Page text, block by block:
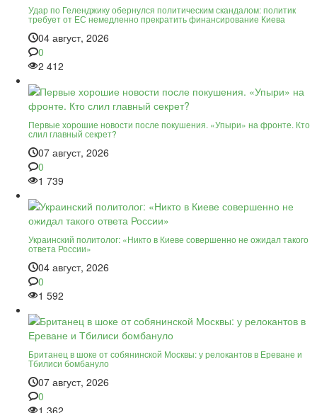
Удар по Геленджику обернулся политическим скандалом: политик
требует от ЕС немедленно прекратить финансирование Киева
04 август, 2026
0
2 412
Первые хорошие новости после покушения. «Упыри» на фронте. Кто
слил главный секрет?
07 август, 2026
0
1 739
Украинский политолог: «Никто в Киеве совершенно не ожидал такого
ответа России»
04 август, 2026
0
1 592
Британец в шоке от собянинской Москвы: у релокантов в Ереване и
Тбилиси бомбануло
07 август, 2026
0